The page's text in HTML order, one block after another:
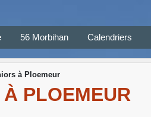
56 Morbihan Calendriers
à Ploemeur
PLOEMEUR